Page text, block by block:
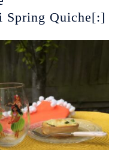
Spring Quiche[:]